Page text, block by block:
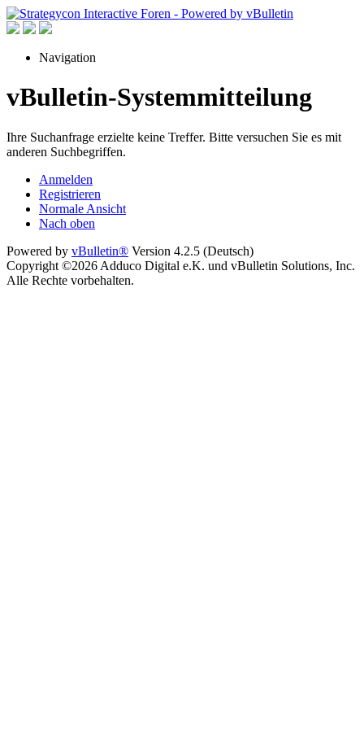
Navigation
vBulletin-Systemmitteilung
Ihre Suchanfrage erzielte keine Treffer. Bitte versuchen Sie es mit
anderen Suchbegriffen.
Anmelden
Registrieren
Normale Ansicht
Nach oben
Powered by vBulletin® Version 4.2.5 (Deutsch)
Copyright ©2026 Adduco Digital e.K. und vBulletin Solutions, Inc.
Alle Rechte vorbehalten.